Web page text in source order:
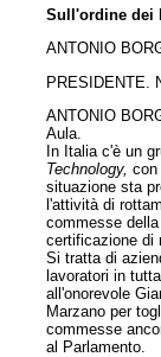
Sull'ordine dei
ANTONIO
PRESIDENTE.
ANTONIO
Aula.
In Italia c'è un
Technology, con
situazione sta
l'attività di
commesse
certificazione di
Si tratta di
lavoratori in
all'onorevole
Marzano per
commesse
al Parlamento.